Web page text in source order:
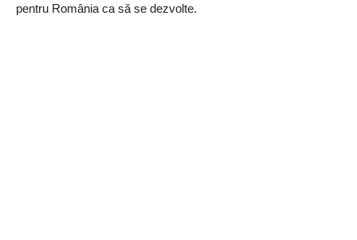
pentru România ca să se dezvolte.